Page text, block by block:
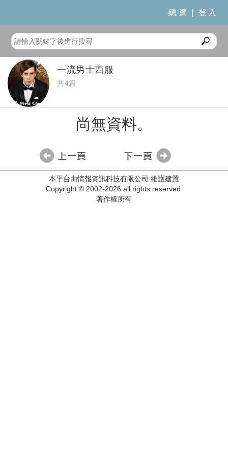
總覽 登入
一流男士西服
共4篇
尚無資料。
本平台由情報資訊科技有限公司 維護建置
Copyright © 2002-2026 all rights reserved.
著作權所有